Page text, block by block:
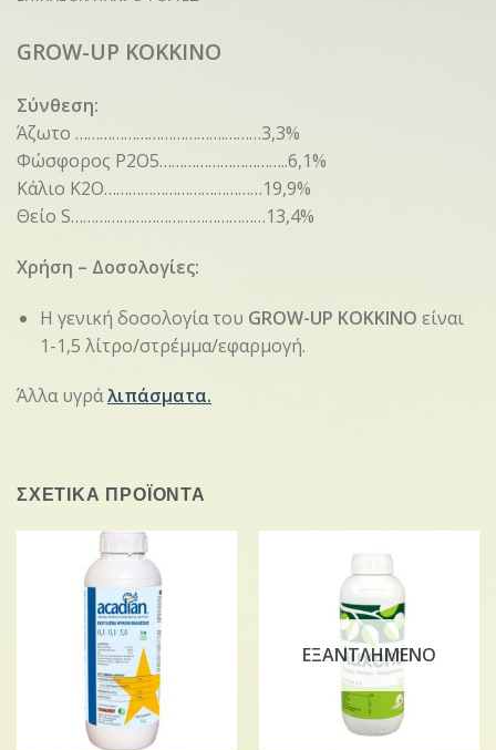
GROW-UP ΚΟΚΚΙΝΟ
Σύνθεση:
Άζωτο ……………………………….………3,3%
Φώσφορος P2O5…………………………..6,1%
Κάλιο Κ2Ο…………………………………19,9%
Θείο S…………………………………………13,4%
Χρήση – Δοσολογίες:
Η γενική δοσολογία του GROW-UP ΚΟΚΚΙΝΟ είναι
1-1,5 λίτρο/στρέμμα/εφαρμογή.
Άλλα υγράλιπάσματα.
ΣΧΕΤΙΚΑ ΠΡΟΪΟΝΤΑ
ΕΞΑΝΤΛΗΜΕΝΟ